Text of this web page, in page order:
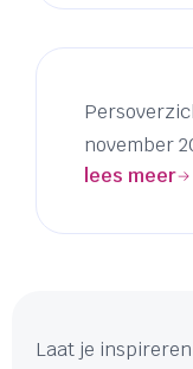
november
lees meer
Laat je